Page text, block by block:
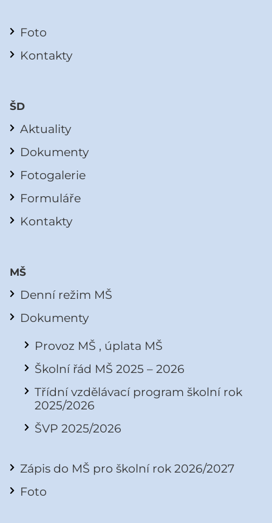
Foto
Kontakty
ŠD
Aktuality
Dokumenty
Fotogalerie
Formuláře
Kontakty
MŠ
Denní režim MŠ
Dokumenty
Provoz MŠ , úplata MŠ
Školní řád MŠ 2025 – 2026
Třídní vzdělávací program školní rok
2025/2026
ŠVP 2025/2026
Zápis do MŠ pro školní rok 2026/2027
Foto